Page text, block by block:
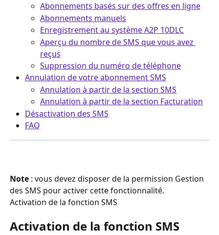
Abonnements basés sur des offres en ligne
Abonnements manuels
Enregistrement au système A2P 10DLC
Aperçu du nombre de SMS que vous avez
reçus
Suppression du numéro de téléphone
Annulation de votre abonnement SMS
Annulation à partir de la section SMS
Annulation à partir de la section Facturation
Désactivation des SMS
FAQ
Note : vous devez disposer de la permission Gestion
des SMS pour activer cette fonctionnalité.
Activation de la fonction SMS
Activation de la fonction SMS